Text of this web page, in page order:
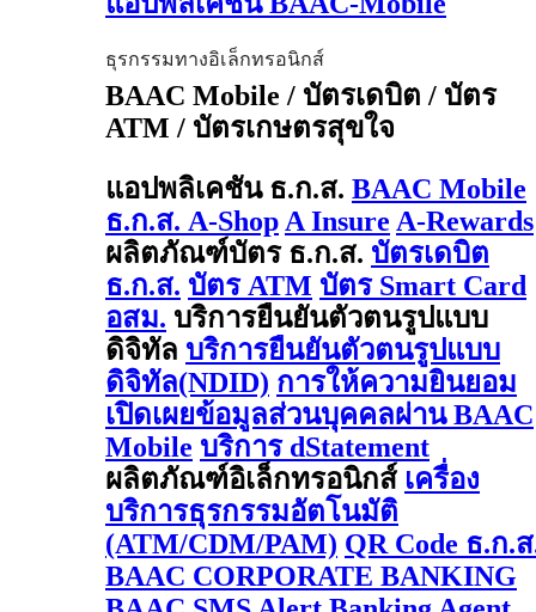
ธุรกรรมทางอิเล็กทรอนิกส์
BAAC Mobile / บัตรเดบิต / บัตร
ATM / บัตรเกษตรสุขใจ
แอปพลิเคชัน ธ.ก.ส. BAAC Mobile
ธ.ก.ส. A-Shop A Insure A-Rewards
ผลิตภัณฑ์บัตร ธ.ก.ส. บัตรเดบิต
ธ.ก.ส. บัตร ATM บัตร Smart Card
อสม. บริการยืนยันตัวตนรูปแบบ
ดิจิทัล บริการยืนยันตัวตนรูปแบบ
ดิจิทัล(NDID) การให้ความยินยอม
เปิดเผยข้อมูลส่วนบุคคลผ่าน BAAC
Mobile บริการ dStatement
ผลิตภัณฑ์อิเล็กทรอนิกส์ เครื่อง
บริการธุรกรรมอัตโนมัติ
(ATM/CDM/PAM) QR Code ธ.ก.
BAAC CORPORATE BANKING